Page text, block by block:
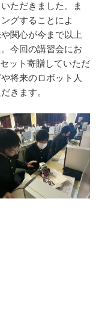
ただきました。ま
グすることによ
関心が今まで以上
今回の講習会にお
ット寄贈していただ
将来のロボット人
きます。